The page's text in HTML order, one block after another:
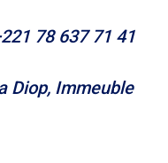
78 637 71 41
Diop, Immeuble